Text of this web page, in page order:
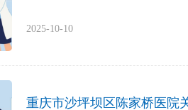
2025-10-10
重庆市沙坪坝区陈家桥医院